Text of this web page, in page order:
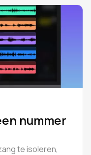
nummer
te isoleren,